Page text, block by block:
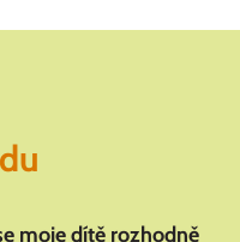
moje dítě rozhodně